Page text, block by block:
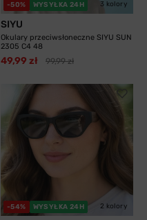
-50% WYSYŁKA 24H 3 kolory
SIYU
Okulary przeciwsłoneczne SIYU SUN
2305 C4 48
49,99 zł 99,99 zł
-54% WYSYŁKA 24H 2 kolory